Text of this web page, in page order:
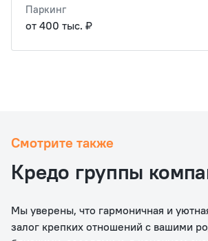
Паркинг
от 400 тыс. ₽
Смотрите также
Кредо группы
Мы уверены, что гармоничная и
залог крепких отношений с вашими